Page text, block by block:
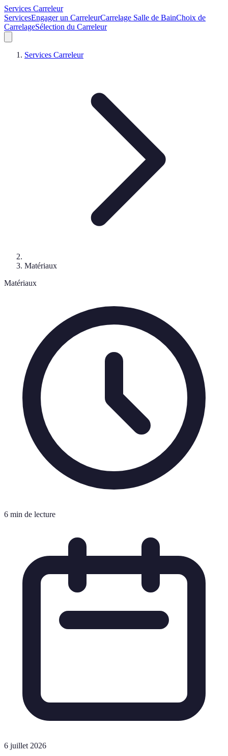
Services Carreleur
ServicesEngager un CarreleurCarrelage Salle de BainChoix de
CarrelageSélection du Carreleur
Services Carreleur
Matériaux
Matériaux
6 min de lecture
6 juillet 2026